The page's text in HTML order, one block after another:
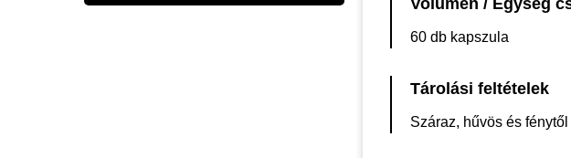
Volumen / Egység
60 db kapszula
Tárolási feltételek
Száraz, hűvös és